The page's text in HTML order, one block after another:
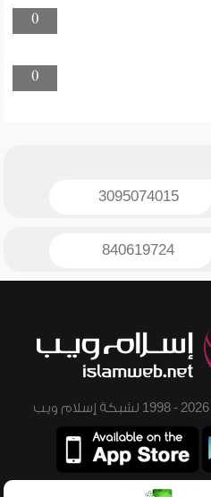
0
0
3095074015
840619724